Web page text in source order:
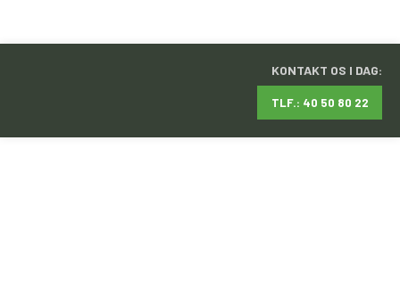
KONTAKT OS I DAG:
TLF.: 40 50 80 22